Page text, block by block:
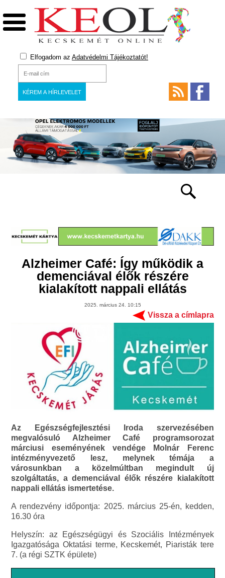
Elfogadom az Adatvédelmi Tájékoztatót!
Alzheimer Café: Így működik a
demenciával élők részére
kialakított nappali ellátás
2025. március 24. 10:15
Vissza a címlapra
Az Egészségfejlesztési Iroda szervezésében
megvalósuló Alzheimer Café programsorozat
márciusi eseményének vendége Molnár Ferenc
intézményvezető lesz, melynek témája a
városunkban a közelmúltban megindult új
szolgáltatás, a demenciával élők részére kialakított
nappali ellátás ismertetése.
A rendezvény időpontja: 2025. március 25-én, kedden,
16.30 óra
Helyszín: az Egészségügyi és Szociális Intézmények
Igazgatósága Oktatási terme, Kecskemét, Piaristák tere
7. (a régi SZTK épülete)